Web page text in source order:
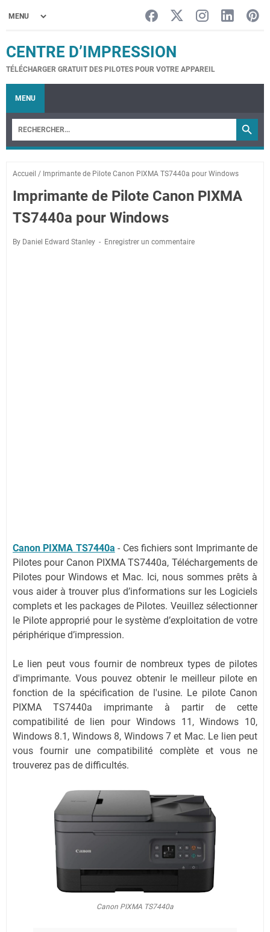
CENTRE D’IMPRESSION
TÉLÉCHARGER GRATUIT DES PILOTES POUR VOTRE APPAREIL
MENU
Accueil / Imprimante de Pilote Canon PIXMA TS7440a pour Windows
Imprimante de Pilote Canon PIXMA
TS7440a pour Windows
By Daniel Edward Stanley Enregistrer un commentaire
Canon PIXMA TS7440a - Ces fichiers sont Imprimante de
Pilotes pour Canon PIXMA TS7440a, Téléchargements de
Pilotes pour Windows et Mac. Ici, nous sommes prêts à
vous aider à trouver plus d’informations sur les Logiciels
complets et les packages de Pilotes. Veuillez sélectionner
le Pilote approprié pour le système d’exploitation de votre
périphérique d’impression.
Le lien peut vous fournir de nombreux types de pilotes
d'imprimante. Vous pouvez obtenir le meilleur pilote en
fonction de la spécification de l'usine. Le pilote Canon
PIXMA TS7440a imprimante à partir de cette
compatibilité de lien pour Windows 11, Windows 10,
Windows 8.1, Windows 8, Windows 7 et Mac. Le lien peut
vous fournir une compatibilité complète et vous ne
trouverez pas de difficultés.
Canon PIXMA TS7440a